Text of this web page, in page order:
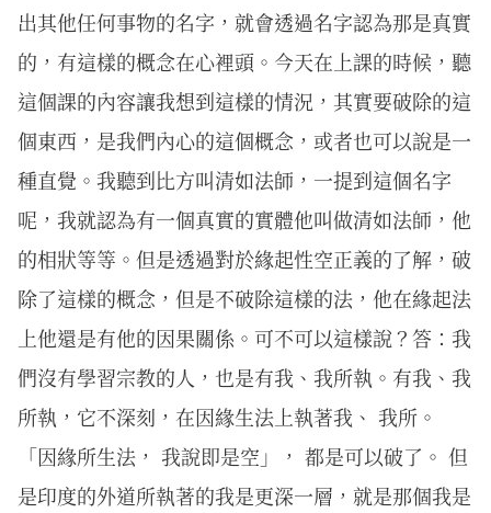
出其他任何事物的名字，就會透過名字認為那是真實
的，有這樣的概念在心裡頭。今天在上課的時候，聽
這個課的內容讓我想到這樣的情況，其實要破除的這
個東西，是我們內心的這個概念，或者也可以說是一
種直覺。我聽到比方叫清如法師，一提到這個名字
呢，我就認為有一個真實的實體他叫做清如法師，他
的相狀等等。但是透過對於緣起性空正義的了解，破
除了這樣的概念，但是不破除這樣的法，他在緣起法
上他還是有他的因果關係。可不可以這樣說？答：我
們沒有學習宗教的人，也是有我、我所執。有我、我
所執，它不深刻，在因緣生法上執著我、 我所。
「因緣所生法， 我說即是空」， 都是可以破了。 但
是印度的外道所執著的我是更深一層，就是那個我是